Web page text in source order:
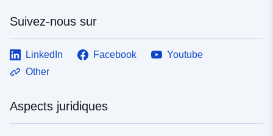
Suivez-nous sur
LinkedIn Facebook
Youtube
Other
Aspects juridiques